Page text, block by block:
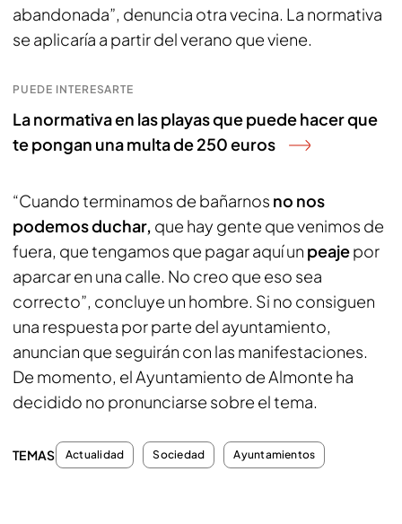
abandonada”, denuncia otra vecina. La normativa
se aplicaría a partir del verano que viene.
PUEDE INTERESARTE
La normativa en las playas que puede hacer que
te pongan una multa de 250 euros
“Cuando terminamos de bañarnos no nos
podemos duchar, que hay gente que venimos de
fuera, que tengamos que pagar aquí un peajepor
aparcar en una calle. No creo que eso sea
correcto”, concluye un hombre. Si no consiguen
una respuesta por parte del ayuntamiento,
anuncian que seguirán con las manifestaciones.
De momento, el Ayuntamiento de Almonte ha
decidido no pronunciarse sobre el tema.
TEMAS Actualidad Sociedad Ayuntamientos